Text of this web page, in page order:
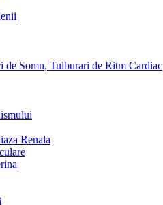
de Somn, Tulburari de Ritm Cardiac
Renala